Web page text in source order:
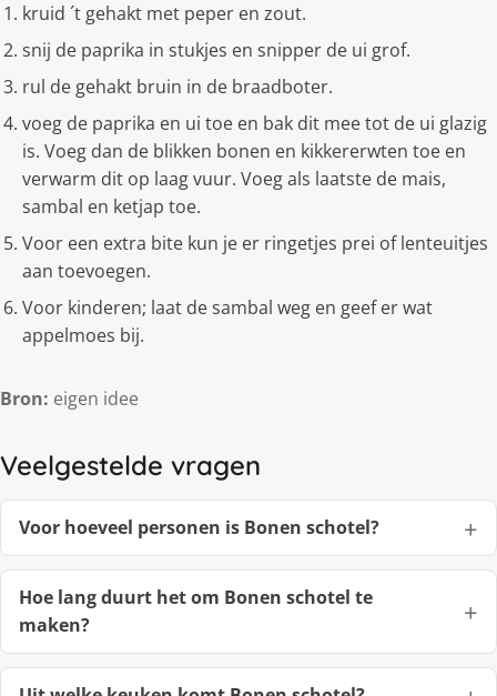
kruid ´t gehakt met peper en zout.
snij de paprika in stukjes en snipper de ui grof.
rul de gehakt bruin in de braadboter.
voeg de paprika en ui toe en bak dit mee tot de ui glazig
is. Voeg dan de blikken bonen en kikkererwten toe en
verwarm dit op laag vuur. Voeg als laatste de mais,
sambal en ketjap toe.
Voor een extra bite kun je er ringetjes prei of lenteuitjes
aan toevoegen.
Voor kinderen; laat de sambal weg en geef er wat
appelmoes bij.
Bron: eigen idee
Veelgestelde vragen
Voor hoeveel personen is Bonen schotel?
Hoe lang duurt het om Bonen schotel te
maken?